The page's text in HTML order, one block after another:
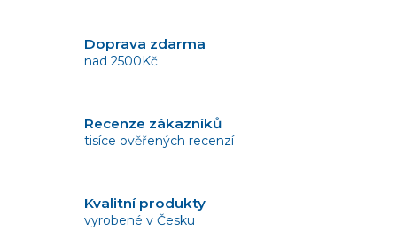
Doprava zdarma
nad 2500Kč
Recenze zákazníků
tisíce ověřených recenzí
Kvalitní produkty
vyrobené v Česku